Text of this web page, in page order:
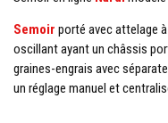
Semoir porté avec attelage
oscillant ayant un châssis
graines-engrais avec
un réglage manuel et